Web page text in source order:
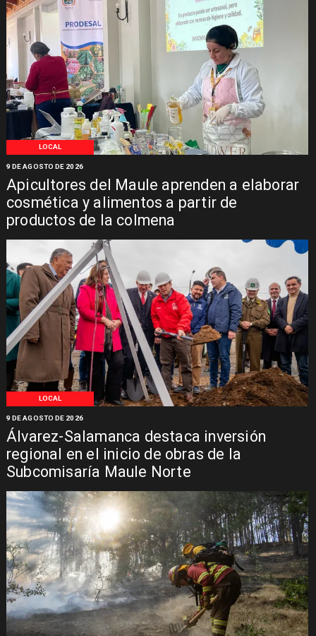
LOCAL
Apicultores del Maule aprenden a elaborar
cosmética y alimentos a partir de
productos de la colmena
9 DE AGOSTO DE 2026
LOCAL
Álvarez-Salamanca destaca inversión
regional en el inicio de obras de la
Subcomisaría Maule Norte
9 DE AGOSTO DE 2026